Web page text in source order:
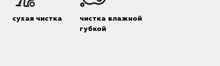
сухая чистка
чистка влажной
губкой